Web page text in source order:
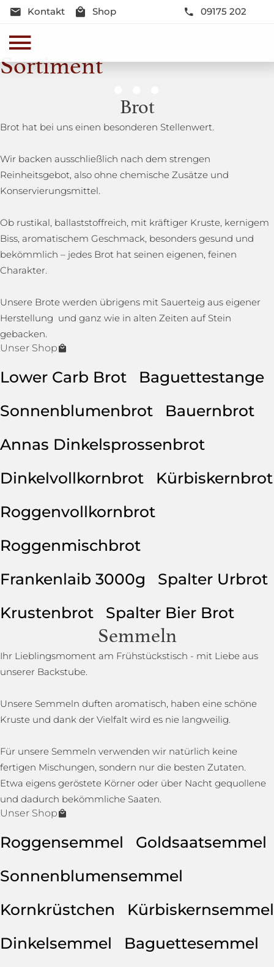
Kontakt Shop 09175 202
Sortiment
Genussmomente
Herzhaft oder süß - Beste Qualität und Frische sind
Brot
Brot hat bei uns einen besonderen Stellenwert.
Wir backen ausschließlich nach dem strengen
Reinheitsgebot, also ohne chemische Zusätze und
Konservierungsmittel.
Ob rustikal, ballaststoffreich, mit kräftiger Kruste, kernigem
Biss, aromatischem Geschmack, besonders gesund und
bekömmlich – jedes Brot hat seinen eigenen, feinen
Charakter.
Unsere Brote werden übrigens mit Sauerteig aus eigener
Herstellung und ganz wie in alten Zeiten auf Stein
gebacken.
Unser Shop
Lower Carb Brot
Baguettestange
Sonnenblumenbrot
Bauernbrot
Annas Dinkelsprossenbrot
Dinkelvollkornbrot
Kürbiskernbrot
Roggenvollkornbrot
Roggenmischbrot
Frankenlaib 3000g
Spalter Urbrot
Krustenbrot
Spalter Bier Brot
Semmeln
Ihr Lieblingsmoment am Frühstückstisch - mit Liebe aus
unserer Backstube.
Unsere Semmeln duften aromatisch, haben eine schöne
Kruste und dank der Vielfalt wird es nie langweilig.
Für unsere Semmeln verwenden wir natürlich keine
fertigen Mischungen, sondern nur die besten Zutaten.
Etwa eigens geröstete Körner oder über Nacht gequollene
und dadurch bekömmliche Saaten.
Unser Shop
Roggensemmel
Goldsaatsemmel
Sonnenblumensemmel
Kornkrüstchen
Kürbiskernsemmel
Dinkelsemmel
Baguettesemmel